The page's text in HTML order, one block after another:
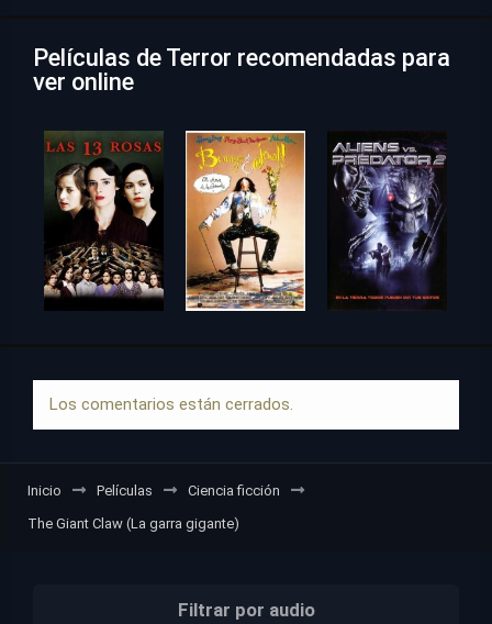
Películas de Terror recomendadas para
ver online
Los comentarios están cerrados.
Inicio Películas
Ciencia ficción
The Giant Claw (La garra gigante)
Filtrar por audio